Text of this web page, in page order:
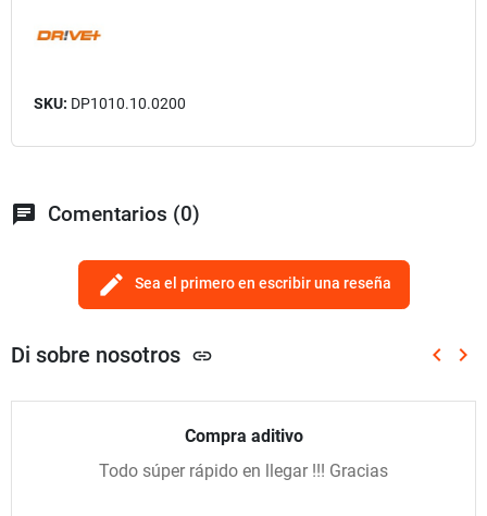
SKU: DP1010.10.0200
chat Comentarios (0)
edit Sea el primero en escribir una reseña
Di sobre nosotros link keyboard_arrow_left keyboard_arrow_right
Compra aditivo
Todo súper rápido en llegar !!! Gracias